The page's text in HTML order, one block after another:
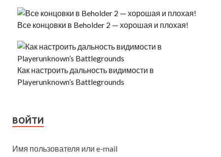
Все концовки в Beholder 2 — хорошая и плохая!
Как настроить дальность видимости в
Playerunknown’s Battlegrounds
ВОЙТИ
Имя пользователя или e-mail